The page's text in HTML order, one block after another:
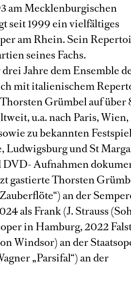
am Mecklenburgischen
seit 1999 ein vielfältiges
am Rhein. Sein
seines Fachs.
Jahre dem Ensemble
mit italienischem
Grümbel auf über
u.a. nach Paris,
zu bekannten
Ludwigsburg und St
Aufnahmen
gastierte Thorsten
an der
als Frank (J. Strauss
in Hamburg, 2022
Windsor) an der
„Parsifal“) an der